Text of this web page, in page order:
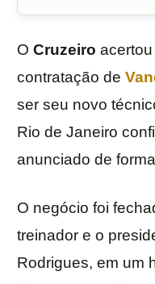
O Cruzeiro
contratação de
ser seu novo
Rio de Janeiro
anunciado de
O negócio foi
treinador e o
Rodrigues, em um